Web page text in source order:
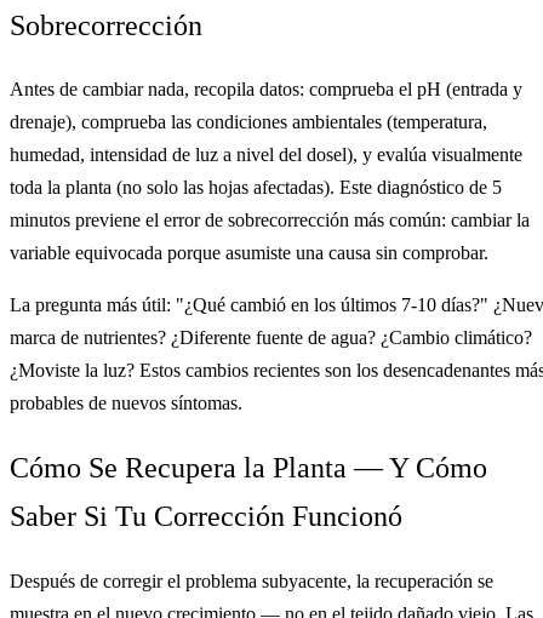
Sobrecorrección
Antes de cambiar nada, recopila datos: comprueba el pH (entrada y
drenaje), comprueba las condiciones ambientales (temperatura,
humedad, intensidad de luz a nivel del dosel), y evalúa visualmente
toda la planta (no solo las hojas afectadas). Este diagnóstico de 5
minutos previene el error de sobrecorrección más común: cambiar la
variable equivocada porque asumiste una causa sin comprobar.
La pregunta más útil: "¿Qué cambió en los últimos 7-10 días?"
marca de nutrientes? ¿Diferente fuente de agua? ¿Cambio climático?
¿Moviste la luz? Estos cambios recientes son los desencadenantes
probables de nuevos síntomas.
Cómo Se Recupera la Planta — Y Cómo
Saber Si Tu Corrección Funcionó
Después de corregir el problema subyacente, la recuperación se